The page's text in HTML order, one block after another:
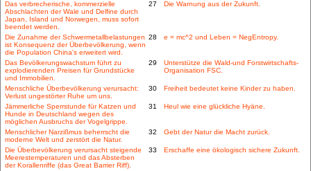
Das verbrecherische, kommerzielle
Abschlachten der Wale und Delfine durch
Japan, Island und Norwegen, muss sofort
beendet werden.
27 Die Warnung aus der Zukunft.
Die Zunahme der Schwermetallbelastungen
ist Konsequenz der Überbevölkerung, wenn
die Population China's erweitert wird.
28 e = mc^2 und Leben = NegEntropy.
Das Bevölkerungswachstum führt zu
explodierenden Preisen für Grundstücke
und Immobilien.
29
Unterstütze die Wald-und Forstwirtschafts-
Organisation FSC.
Menschliche Überbevölkerung verursacht:
Verlust ungestörter Ruhe um uns.
30 Freiheit bedeutet keine Kinder zu haben.
Jämmerliche Sperrstunde für Katzen und
Hunde in Deutschland wegen des
möglichen Ausbruchs der Vogelgrippe.
31 Heul wie eine glückliche Hyäne.
Menschlicher Narzißmus beherrscht die
moderne Welt und zerstört die Natur.
32 Gebt der Natur die Macht zurück.
Die Überbevölkerung verursacht steigende
Meerestemperaturen und das Absterben
der Korallenriffe (das Great Barrier Riff).
33 Erschaffe eine ökologisch sichere Zukunft.